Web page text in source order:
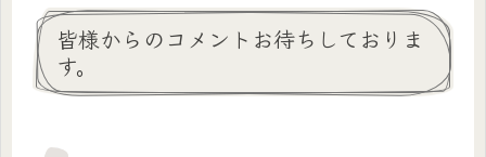
皆様からのコメントお待ちしておりま
す。